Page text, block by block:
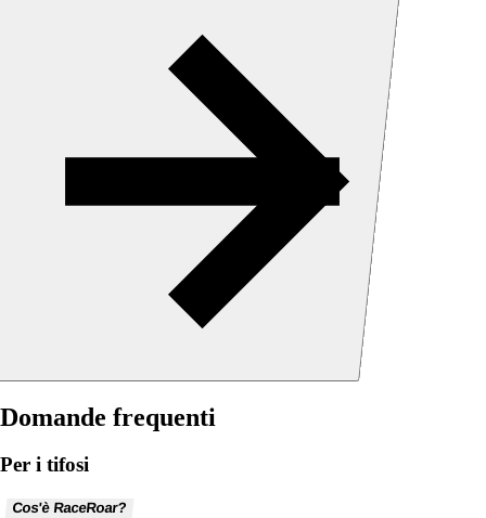
Domande frequenti
Per i tifosi
Cos'è RaceRoar?